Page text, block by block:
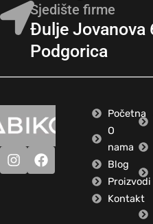
Sjedište firme
Đulje Jovanova
Podgorica
Početna
O
nama
Blog
Proizvodi
Kontakt